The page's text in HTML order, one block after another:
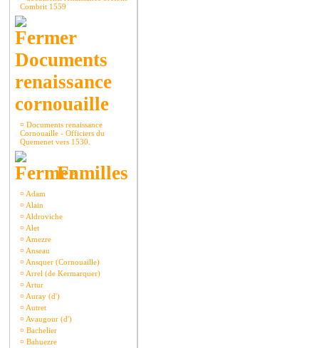
Combrit 1559
Documents
renaissance
cornouaille
¤ Documents renaissance
Cornouaille - Officiers du
Quemenet vers 1530.
Familles
¤ Adam
¤ Alain
¤ Aldroviche
¤ Alet
¤ Amezre
¤ Anseau
¤ Ansquer (Cornouaille)
¤ Arrel (de Kermarquer)
¤ Artur
¤ Auray (d')
¤ Autret
¤ Avaugour (d')
¤ Bachelier
¤ Bahuezre